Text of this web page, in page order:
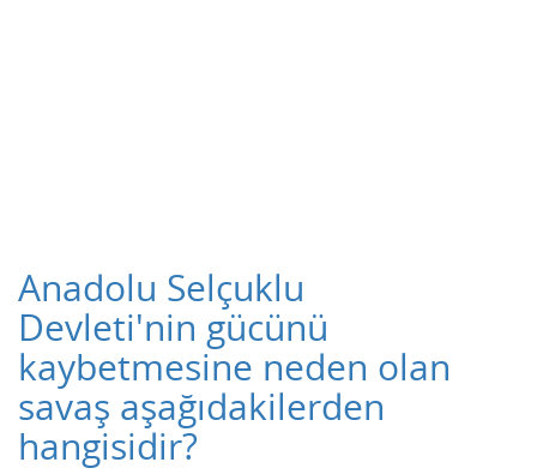
Anadolu Selçuklu
Devleti'nin gücünü
kaybetmesine neden olan
savaş aşağıdakilerden
hangisidir?